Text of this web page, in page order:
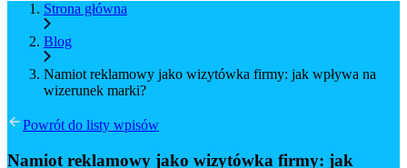
Strona główna
Blog
Namiot reklamowy jako wizytówka firmy: jak wpływa na
wizerunek marki?
Powrót do listy wpisów
Namiot reklamowy jako wizytówka firmy: jak